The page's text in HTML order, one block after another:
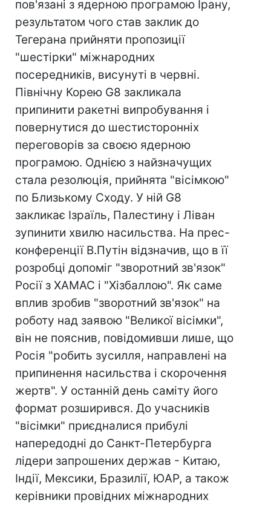
пов'язані з ядерною програмою Ірану,
результатом чого став заклик до
Тегерана прийняти пропозиції
"шестірки" міжнародних
посередників, висунуті в червні.
Північну Корею G8 закликала
припинити ракетні випробування і
повернутися до шестисторонніх
переговорів за своєю ядерною
програмою. Однією з найзначущих
стала резолюція, прийнята "вісімкою"
по Близькому Сходу. У ній G8
закликає Ізраїль, Палестину і Ліван
зупинити хвилю насильства. На прес-
конференції В.Путін відзначив, що в її
розробці допоміг "зворотний зв'язок"
Росії з ХАМАС і "Хізбаллою". Як саме
вплив зробив "зворотний зв'язок" на
роботу над заявою "Великої вісімки",
він не пояснив, повідомивши лише, що
Росія "робить зусилля, направлені на
припинення насильства і скорочення
жертв". У останній день саміту його
формат розширився. До учасників
"вісімки" приєдналися прибулі
напередодні до Санкт-Петербурга
лідери запрошених держав - Китаю,
Індії, Мексики, Бразилії, ЮАР, а також
керівники провідних міжнародних